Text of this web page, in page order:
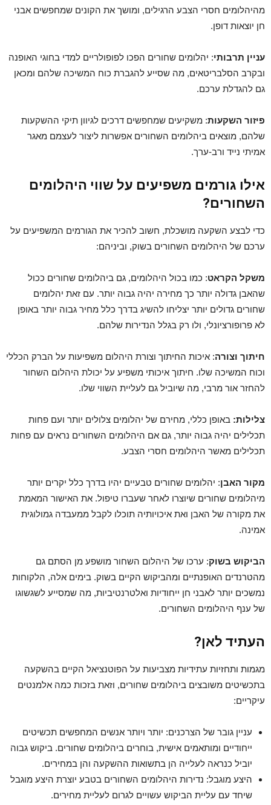
מהיהלומים חסרי הצבע הרגילים, ומושך את הקונים שמחפשים אבני
חן יוצאות דופן.
עניין תרבותי: יהלומים שחורים הפכו לפופולריים למדי בחוגי האופנה
ובקרב הסלבריטאים, מה שסייע להגברת כוח המשיכה שלהם ומכאן
גם להגדלת ערכם.
פיזור השקעות: משקיעים שמחפשים דרכים לגיוון תיקי ההשקעות
שלהם, מוצאים ביהלומים השחורים אפשרות ליצור לעצמם מאגר
אמיתי נייד ורב-ערך.
אילו גורמים משפיעים על שווי היהלומים
השחורים?
כדי לבצע השקעה מושכלת, חשוב להכיר את הגורמים המשפיעים על
ערכם של היהלומים השחורים בשוק, וביניהם:
משקל הקראט: כמו בכול היהלומים, גם ביהלומים שחורים ככול
שהאבן גדולה יותר כך מחירה יהיה גבוה יותר. עם זאת יהלומים
שחורים גדולים יותר יצליחו להשיג בדרך כלל מחיר גבוה יותר באופן
לא פרופורציונלי, ולו רק בגלל הנדירות שלהם.
חיתוך וצורה: איכות החיתוך וצורת היהלום משפיעות על הברק הכללי
וכוח המשיכה שלו. חיתוך איכותי משפיע על יכולת היהלום השחור
להחזר אור מרבי, מה שיוביל גם לעליית השווי שלו.
צלילות: באופן כללי, מחירם של יהלומים צלולים יותר ועם פחות
תכלילים יהיה גבוה יותר, גם אם היהלומים השחורים נראים עם פחות
תכלילים מאשר היהלומים חסרי הצבע.
מקור האבן: יהלומים שחורים טבעיים יהיו בדרך כלל יקרים יותר
מיהלומים שחורים שיוצרו לאחר שעברו טיפול. את האישור המאמת
את מקורה של האבן ואת איכויותיה תוכלו לקבל ממעבדה גמולוגית
אמינה.
הביקוש בשוק: ערכו של היהלום השחור מושפע מן הסתם גם
מהטרנדים האופנתיים ומהביקוש הקיים בשוק. בימים אלה, הלקוחות
נמשכים יותר לאבני חן ייחודיות ואלטרנטיביות, מה שמסייע לשגשוגו
של ענף היהלומים השחורים.
העתיד לאן?
מגמות ותחזיות עתידיות מצביעות על הפוטנציאל הקיים בהשקעה
בתכשיטים משובצים ביהלומים שחורים, וזאת בזכות כמה אלמנטים
עיקריים:
עניין גובר של הצרכנים: יותר ויותר אנשים המחפשים תכשיטים
ייחודיים ומותאמים אישית, בוחרים ביהלומים שחורים. ביקוש גבוה
יוביל כנראה לעלייה הן בתשואות ההשקעה והן במחירים.
היצע מוגבל: נדירות היהלומים השחורים בטבע יוצרת היצע מוגבל
שיחד עם עליית הביקוש עשויים לגרום לעליית מחירים.